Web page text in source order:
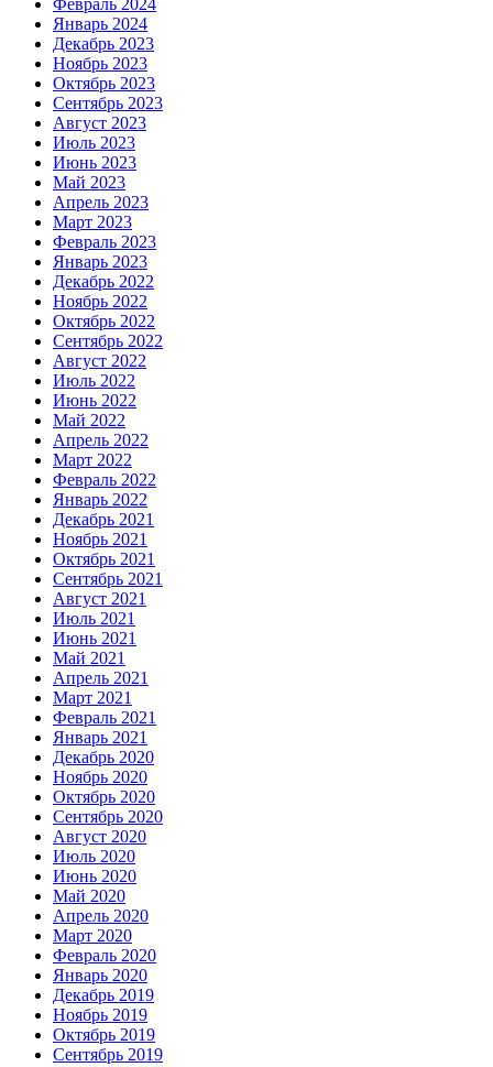
Январь 2024
Декабрь 2023
Ноябрь 2023
Октябрь 2023
Сентябрь 2023
Август 2023
Июль 2023
Июнь 2023
Май 2023
Апрель 2023
Март 2023
Февраль 2023
Январь 2023
Декабрь 2022
Ноябрь 2022
Октябрь 2022
Сентябрь 2022
Август 2022
Июль 2022
Июнь 2022
Май 2022
Апрель 2022
Март 2022
Февраль 2022
Январь 2022
Декабрь 2021
Ноябрь 2021
Октябрь 2021
Сентябрь 2021
Август 2021
Июль 2021
Июнь 2021
Май 2021
Апрель 2021
Март 2021
Февраль 2021
Январь 2021
Декабрь 2020
Ноябрь 2020
Октябрь 2020
Сентябрь 2020
Август 2020
Июль 2020
Июнь 2020
Май 2020
Апрель 2020
Март 2020
Февраль 2020
Январь 2020
Декабрь 2019
Ноябрь 2019
Октябрь 2019
Сентябрь 2019